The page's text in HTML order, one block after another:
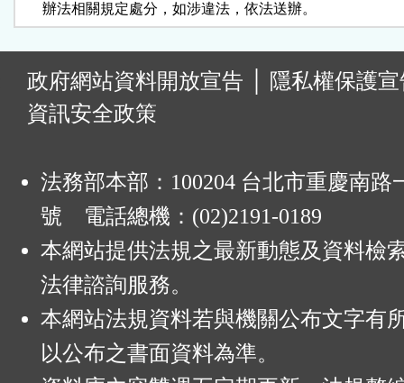
      辦法相關規定處分，如涉違法，依法送辦。
政府網站資料開放宣告
隱私權保護
資訊安全政策
法務部本部：100204 台北市重慶南路
號 電話總機：(02)2191-0189
本網站提供法規之最新動態及資料檢
法律諮詢服務。
本網站法規資料若與機關公布文字有
以公布之書面資料為準。